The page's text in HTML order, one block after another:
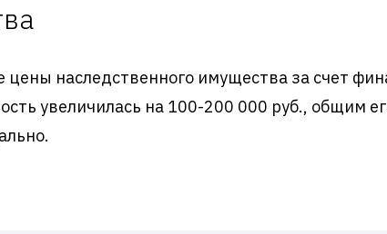
наследственного имущества за счет
увеличилась на 100-200 000 руб., общим